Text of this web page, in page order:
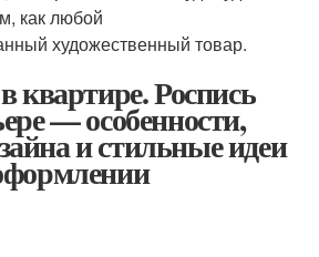
как любой
художественный товар.
квартире. Роспись
— особенности,
и стильные идеи